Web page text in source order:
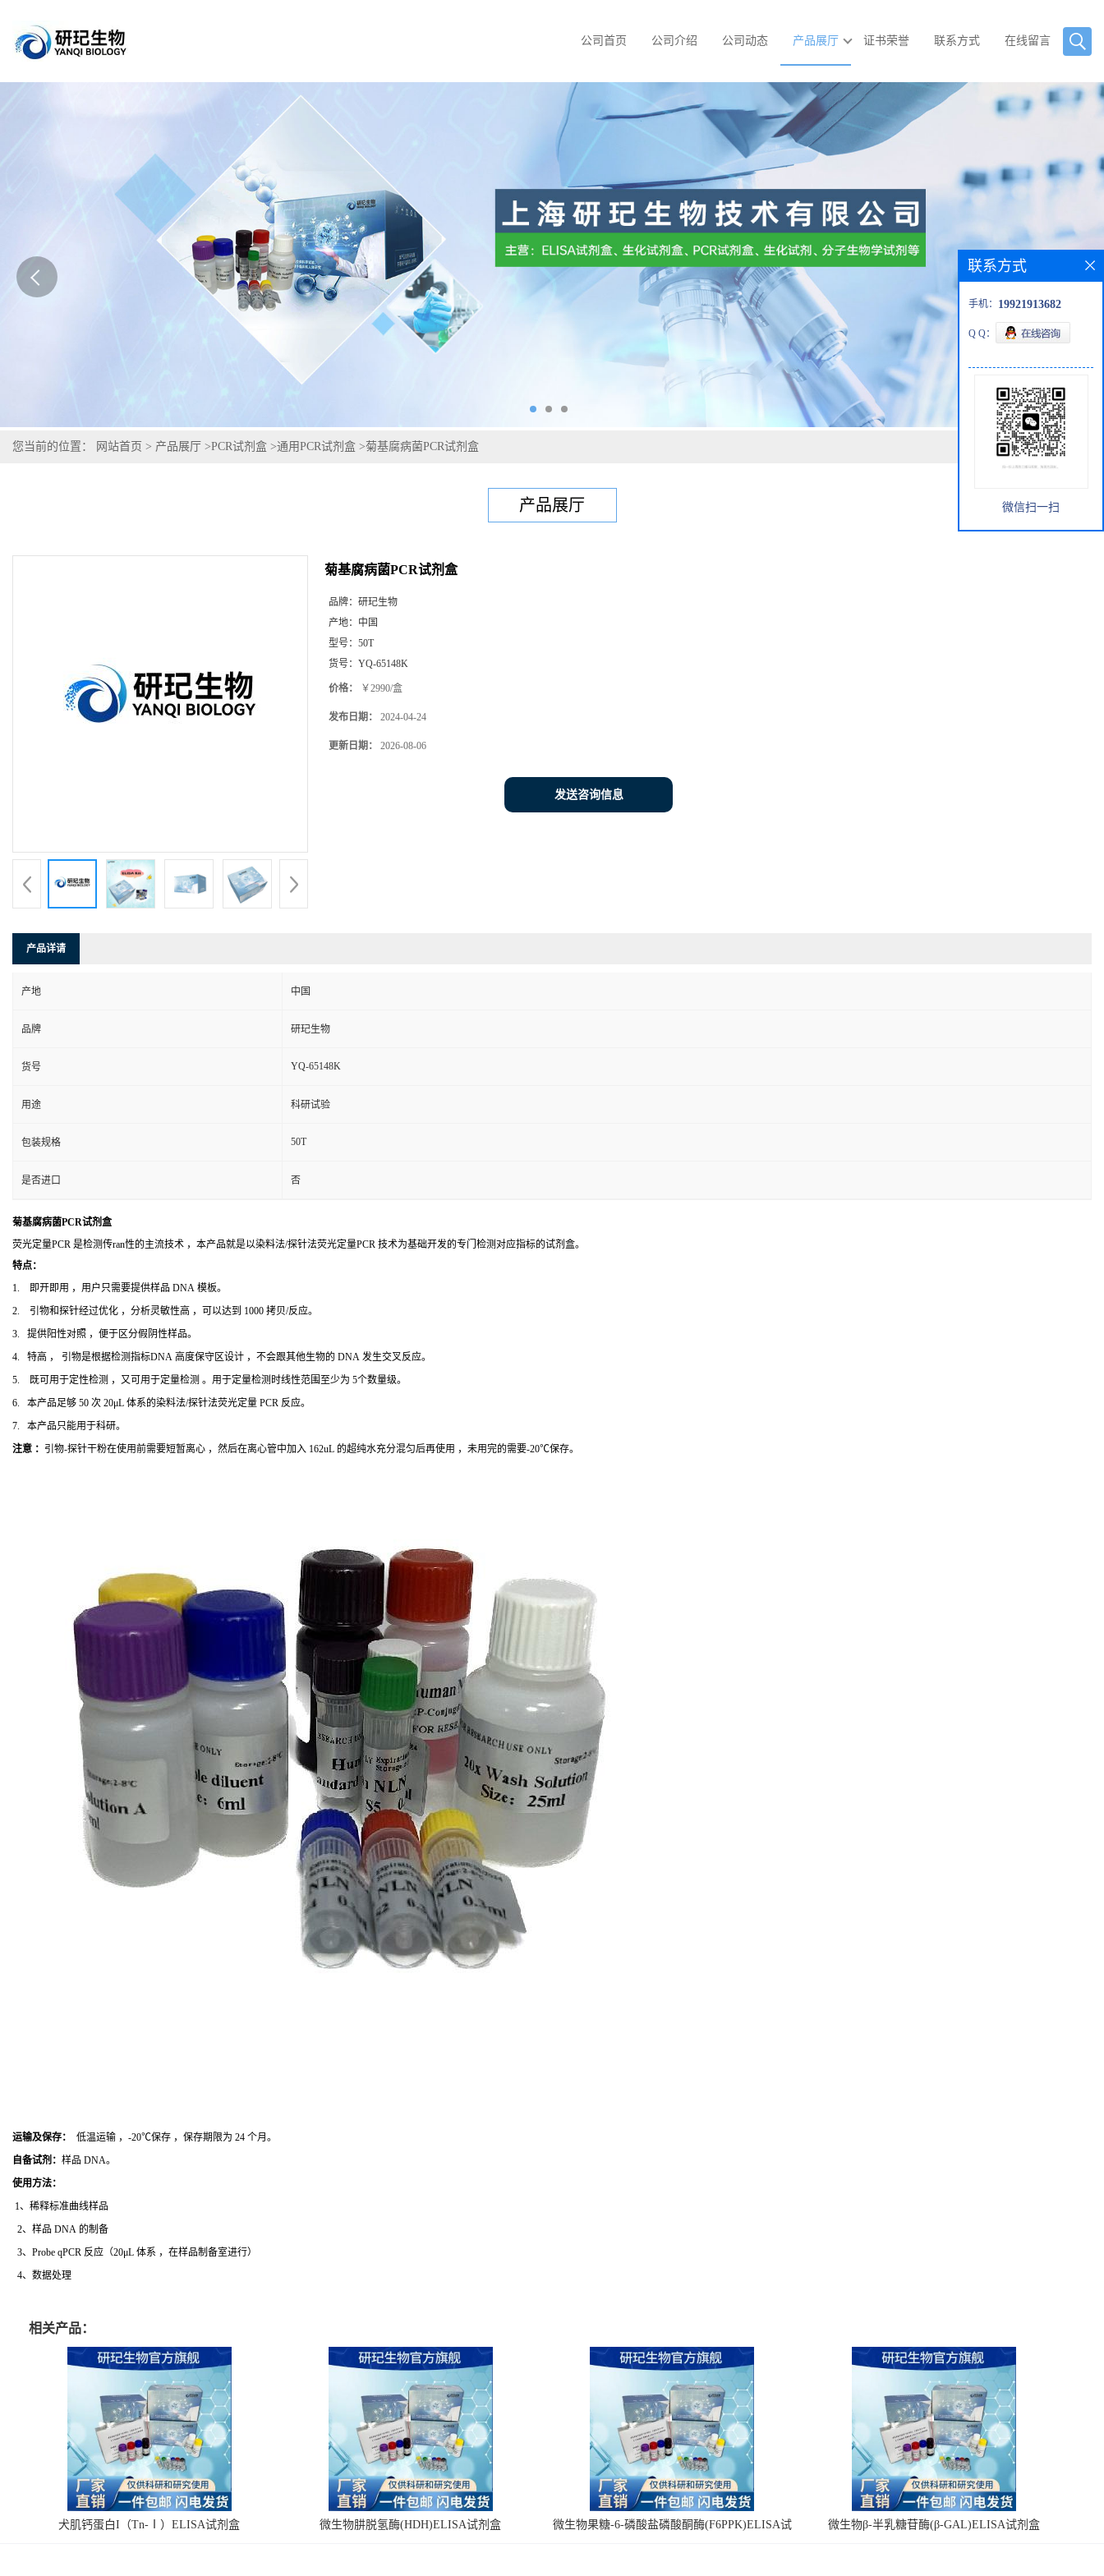
公司首页 公司介绍 公司动态 产品展厅 证书荣誉 联系方式 在线留言
您当前的位置： 网站首页 > 产品展厅 >PCR试剂盒 >通用PCR试剂盒 >菊基腐病菌PCR试剂盒
产品展厅
菊基腐病菌PCR试剂盒
品牌： 研玘生物
产地： 中国
型号： 50T
货号： YQ-65148K
价格： ￥2990/盒
发布日期： 2024-04-24
更新日期： 2026-08-06
发送咨询信息
产品详请
产地 中国
品牌 研玘生物
货号 YQ-65148K
用途 科研试验
包装规格 50T
是否进口 否
菊基腐病菌PCR试剂盒
荧光定量PCR 是检测传ran性的主流技术 ，本产品就是以染料法/探针法荧光定量PCR 技术为基础开发的专门检测对应指标的试剂盒。
特点：
1. 即开即用 ，用户只需要提供样品 DNA 模板。
2. 引物和探针经过优化 ，分析灵敏性高 ，可以达到 1000 拷贝/反应。
3. 提供阳性对照 ，便于区分假阴性样品。
4. 特高 ， 引物是根据检测指标DNA 高度保守区设计 ，不会跟其他生物的 DNA 发生交叉反应。
5. 既可用于定性检测 ，又可用于定量检测 。用于定量检测时线性范围至少为 5个数量级。
6. 本产品足够 50 次 20μL 体系的染料法/探针法荧光定量 PCR 反应。
7. 本产品只能用于科研。
注意 ： 引物-探针干粉在使用前需要短暂离心 ，然后在离心管中加入 162uL 的超纯水充分混匀后再使用 ，未用完的需要-20℃保存。
运输及保存：
低温运输 ，-20℃保存 ，保存期限为 24 个月。
自备试剂： 样品 DNA。
使用方法：
1、稀释标准曲线样品
2、样品 DNA 的制备
3、Probe qPCR 反应（20μL 体系 ，在样品制备室进行）
4、数据处理
相关产品：
犬肌钙蛋白I（Tn-Ⅰ）ELISA试剂盒 微生物肼脱氢酶(HDH)ELISA试剂盒
微生物果糖-6-磷酸盐磷酸酮酶(F6PPK)ELISA试
微生物β-半乳糖苷酶(β-GAL)ELISA试剂盒
联系方式
手机： 19921913682
Q Q：
微信扫一扫